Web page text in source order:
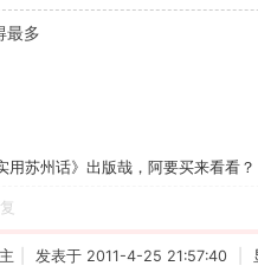
最多
用苏州话》出版哉，阿要买来看看？
发表于 2011-4-25 21:57:40